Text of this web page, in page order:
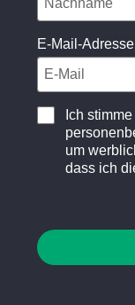
E-Mail-Adresse
Ich
um
dass ich